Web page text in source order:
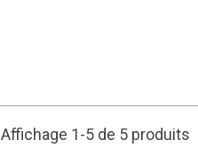
Affichage 1-5 de 5 produits